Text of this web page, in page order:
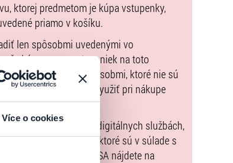
Více o cookies
ktorej predmetom je kúpa vstupenky,
priamo v košíku.
len spôsobmi uvedenými vo
že kúpne ceny vstupeniek na toto
GoOut, ani inými spôsobmi, ktoré nie sú
Poukazy GoOut môžete využiť pri nákupe
inak.
EÚ 2022/2065 (Akt o digitálnych službách,
výrobky alebo služby, ktoré sú v súlade s
a kontakty podľa DSA nájdete na